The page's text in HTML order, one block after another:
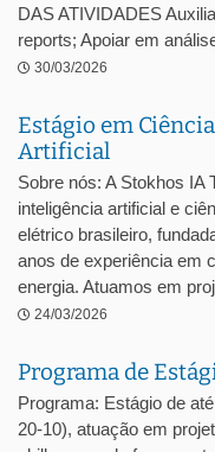
DAS ATIVIDADES
reports; Apoiar em
30/03/2026
Estágio em
Artificial
Sobre nós: A Stokhos IA
inteligência artificial e
elétrico brasileiro,
anos de experiência em
energia. Atuamos em
24/03/2026
Programa de
Programa: Estágio de
20-10), atuação em